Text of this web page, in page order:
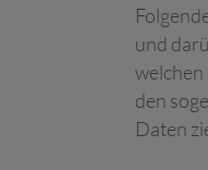
und
den
Daten
Anbieter
Calendly
LinkedIn